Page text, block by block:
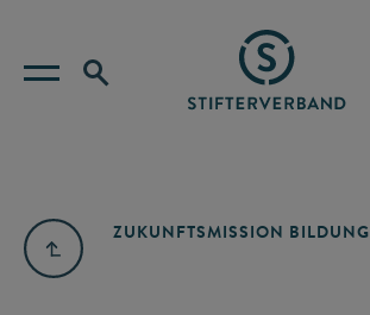
ZUKUNFTSMISSION BILDUNG